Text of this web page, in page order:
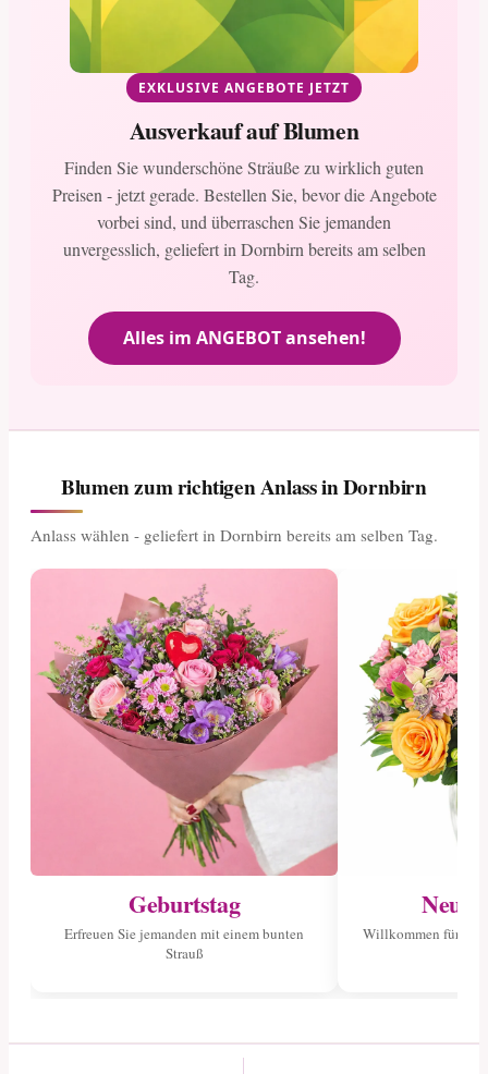
EXKLUSIVE ANGEBOTE JETZT
Ausverkauf auf Blumen
Finden Sie wunderschöne Sträuße zu wirklich guten
Preisen - jetzt gerade. Bestellen Sie, bevor die Angebote
vorbei sind, und überraschen Sie jemanden
unvergesslich, geliefert in Dornbirn bereits am selben
Tag.
Alles im ANGEBOT ansehen!
Blumen zum richtigen Anlass in Dornbirn
Anlass wählen - geliefert in Dornbirn bereits am selben Tag.
Geburtstag
Erfreuen Sie jemanden mit einem bunten
Strauß
Willkommen für